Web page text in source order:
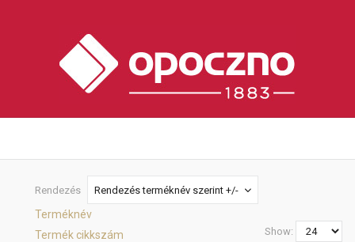
Rendezés Rendezés terméknév szerint +/-
Terméknév
Termék cikkszám
Show: